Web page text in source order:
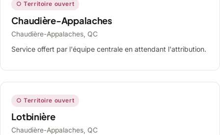
○ Territoire ouvert
Chaudière-Appalaches
Chaudière-Appalaches, QC
Service offert par l'équipe centrale en attendant l'attribution.
○ Territoire ouvert
Lotbinière
Chaudière-Appalaches, QC